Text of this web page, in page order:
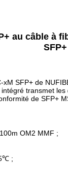
au câble à
SFP+
SFP+ de
transmet
de SFP+
OM2 MMF ;
;